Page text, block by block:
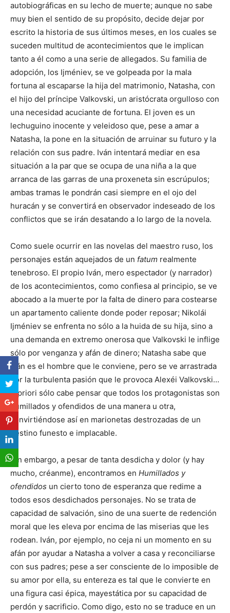
autobiográficas en su lecho de muerte; aunque no sabe
muy bien el sentido de su propósito, decide dejar por
escrito la historia de sus últimos meses, en los cuales se
suceden multitud de acontecimientos que le implican
tanto a él como a una serie de allegados. Su familia de
adopción, los Ijméniev, se ve golpeada por la mala
fortuna al escaparse la hija del matrimonio, Natasha, con
el hijo del príncipe Valkovski, un aristócrata orgulloso con
una necesidad acuciante de fortuna. El joven es un
lechuguino inocente y veleidoso que, pese a amar a
Natasha, la pone en la situación de arruinar su futuro y la
relación con sus padre. Iván intentará mediar en esa
situación a la par que se ocupa de una niña a la que
arranca de las garras de una proxeneta sin escrúpulos;
ambas tramas le pondrán casi siempre en el ojo del
huracán y se convertirá en observador indeseado de los
conflictos que se irán desatando a lo largo de la novela.
Como suele ocurrir en las novelas del maestro ruso, los
personajes están aquejados de un fatum realmente
tenebroso. El propio Iván, mero espectador (y narrador)
de los acontecimientos, como confiesa al principio, se ve
abocado a la muerte por la falta de dinero para costearse
un apartamento caliente donde poder reposar; Nikolái
Ijméniev se enfrenta no sólo a la huida de su hija, sino a
una demanda en extremo onerosa que Valkovski le inflige
sólo por venganza y afán de dinero; Natasha sabe que
Iván es el hombre que le conviene, pero se ve arrastrada
por la turbulenta pasión que le provoca Alexéi Valkovski…
A priori sólo cabe pensar que todos los protagonistas son
humillados y ofendidos de una manera u otra,
convirtiéndose así en marionetas destrozadas de un
destino funesto e implacable.
Sin embargo, a pesar de tanta desdicha y dolor (y hay
mucho, créanme), encontramos en Humillados y
ofendidos un cierto tono de esperanza que redime a
todos esos desdichados personajes. No se trata de
capacidad de salvación, sino de una suerte de redención
moral que les eleva por encima de las miserias que les
rodean. Iván, por ejemplo, no ceja ni un momento en su
afán por ayudar a Natasha a volver a casa y reconciliarse
con sus padres; pese a ser consciente de lo imposible de
su amor por ella, su entereza es tal que le convierte en
una figura casi épica, mayestática por su capacidad de
perdón y sacrificio. Como digo, esto no se traduce en un